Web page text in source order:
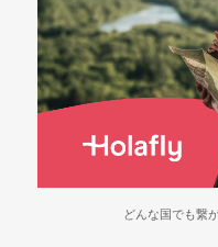
どんな国でも繋